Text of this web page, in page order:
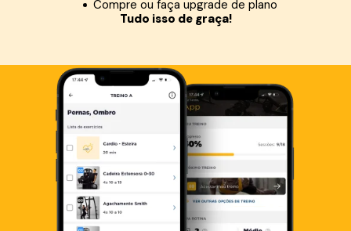
Compre ou faça upgrade de plano
Tudo isso de graça!